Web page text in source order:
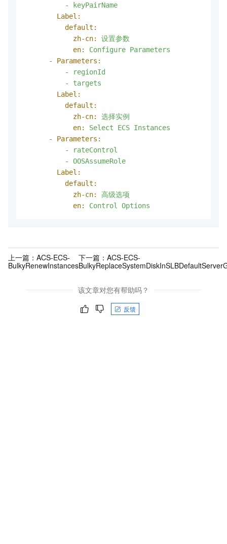
-
keyPairName
Label:
default:
zh-cn:
设置参数
en:
Configure Parameters
-
Parameters:
-
regionId
-
targets
Label:
default:
zh-cn:
选择实例
en:
Select ECS Instances
-
Parameters:
-
rateControl
-
OOSAssumeRole
Label:
default:
zh-cn:
高级选项
en:
Control Options
上一篇： ACS-ECS-
BulkyRenewInstances
下一篇： ACS-ECS-
该文章对您有帮助吗？
反馈